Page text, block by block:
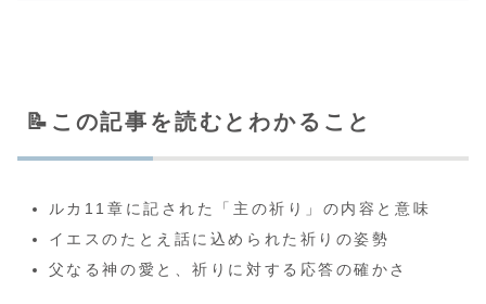
📝この記事を読むとわかること
ルカ11章に記された「主の祈り」の内容と意味
イエスのたとえ話に込められた祈りの姿勢
父なる神の愛と、祈りに対する応答の確かさ